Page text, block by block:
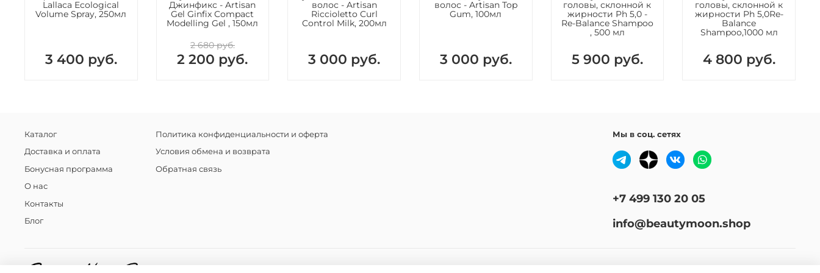
Lallaca Ecological
Volume Spray, 250мл
3 400 руб.
Джинфикс - Artisan
Gel Ginfix Compact
Modelling Gel , 150мл
2 680 руб.
2 200 руб.
волос - Artisan
Riccioletto Curl
Control Milk, 200мл
3 000 руб.
волос - Artisan Top
Gum, 100мл
3 000 руб.
головы, склонной к
жирности Ph 5,0 -
Re-Balance Shampoo
, 500 мл
5 900 руб.
головы, склонной к
жирности Ph 5,0Re-
Balance
Shampoo,1000 мл
4 800 руб.
Каталог
Доставка и оплата
Бонусная программа
О нас
Контакты
Блог
Политика конфиденциальности и оферта
Условия обмена и возврата
Обратная связь
Мы в соц. сетях
+7 499 130 20 05
info@beautymoon.shop